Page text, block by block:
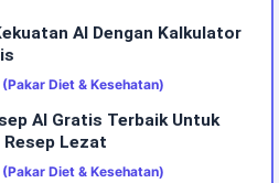
AI Dengan Kalkulator
Diet & Kesehatan)
AI Gratis Terbaik Untuk
Lezat
Diet & Kesehatan)